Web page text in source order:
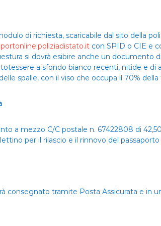
di richiesta, scaricabile dal sito della
con SPID o CIE e
si dovrà esibire anche un documento
a sfondo bianco recenti, nitide e di
spalle, con il viso che occupa il 70% della
a mezzo C/C postale n. 67422808 di
per il rilascio e il rinnovo del
consegnato tramite Posta Assicurata e in